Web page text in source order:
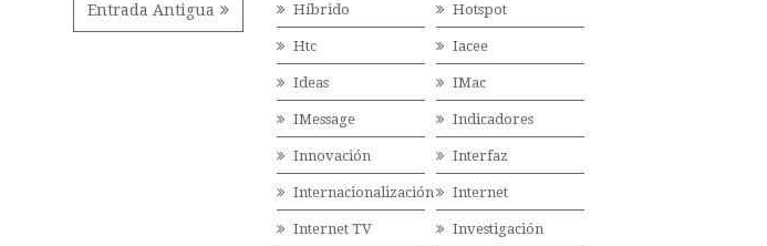
Entrada Antigua Híbrido Hotspot
Htc Iacee
Ideas IMac
IMessage Indicadores
Innovación Interfaz
Internacionalización Internet
Internet TV Investigación